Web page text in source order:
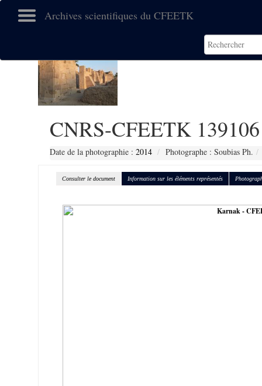
Archives scientifiques du CFEETK
CNRS-CFEETK 139106
Date de la photographie : 2014 Photographe : Soubias Ph.
Consulter le document Information sur les éléments représentés